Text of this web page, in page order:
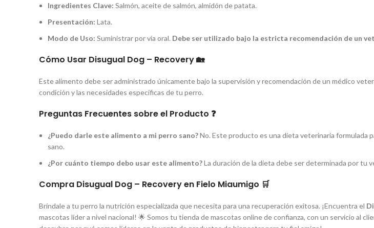
Ingredientes Clave: Salmón, aceite de salmón, almidón de patata.
Presentación: Lata.
Modo de Uso: Suministrar por vía oral. Debe ser utilizado bajo la estricta recomendación de un
Cómo Usar Disugual Dog – Recovery 🏡
Este alimento debe ser administrado únicamente bajo la supervisión y recomendación de un médico
condición y las necesidades específicas de tu perro.
Preguntas Frecuentes sobre el Producto ❓
¿Puedo darle este alimento a mi perro sano?No. Este producto es una dieta veterinaria formulada
sano.
¿Por cuánto tiempo debo usar este alimento?La duración de la dieta debe ser determinada por tu
Compra Disugual Dog – Recovery en Fielo Miaumigo 🛒
Bríndale a tu perro la nutrición especializada que necesita para una recuperación exitosa. ¡Encuentra el
mascotas líder a nivel nacional! 🌟 Somos tu tienda de mascotas online de confianza, con un servicio al